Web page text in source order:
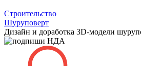
Строительство
Шуруповерт
Дизайн и доработка 3D-модели